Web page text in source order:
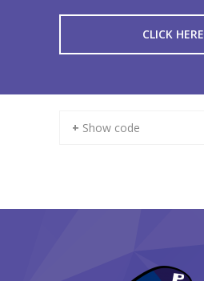
CLICK HERE
+ Show code